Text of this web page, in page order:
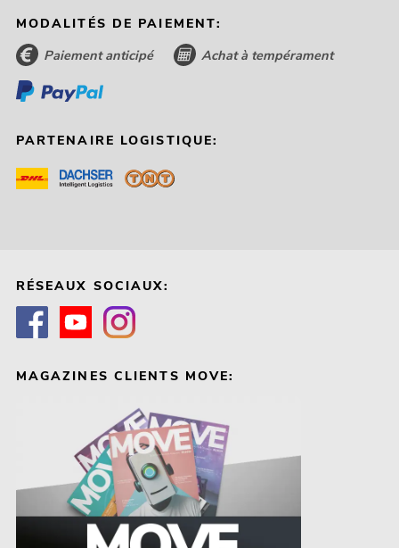
MODALITÉS DE PAIEMENT:
Paiement anticipé Achat à tempérament
PARTENAIRE LOGISTIQUE:
RÉSEAUX SOCIAUX:
MAGAZINES CLIENTS MOVE: